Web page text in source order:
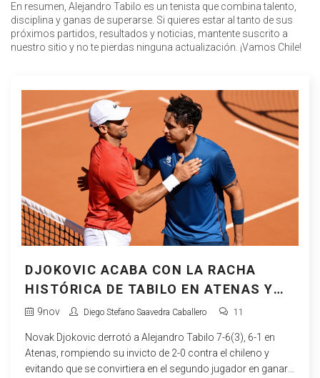
En resumen, Alejandro Tabilo es un tenista que combina talento,
disciplina y ganas de superarse. Si quieres estar al tanto de sus
próximos partidos, resultados y noticias, mantente suscrito a
nuestro sitio y no te pierdas ninguna actualización. ¡Vamos Chile!
DJOKOVIC ACABA CON LA RACHA
HISTÓRICA DE TABILO EN ATENAS Y
GANA 7-6(3), 6-1
9nov Diego Stefano Saavedra Caballero 11
Novak Djokovic derrotó a Alejandro Tabilo 7-6(3), 6-1 en
Atenas, rompiendo su invicto de 2-0 contra el chileno y
evitando que se convirtiera en el segundo jugador en ganar